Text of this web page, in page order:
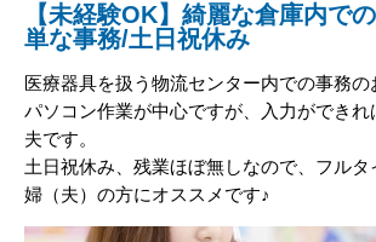
【未経験OK】綺麗な倉庫内で
単な事務/土日祝休み
医療器具を扱う物流センター内での事務の
パソコン作業が中心ですが、入力ができれ
夫です。
土日祝休み、残業ほぼ無しなので、フルタ
婦（夫）の方にオススメです♪